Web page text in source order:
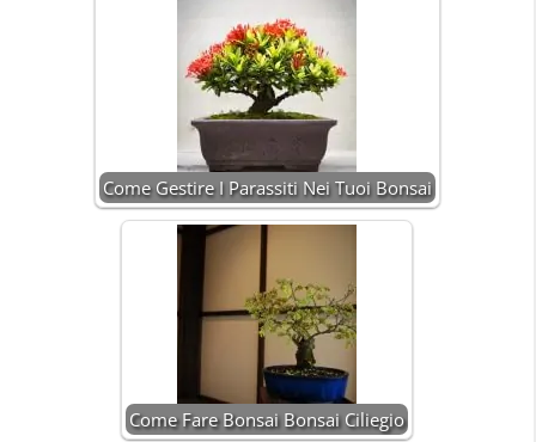
Come Gestire I Parassiti Nei Tuoi Bonsai
Come Fare Bonsai Bonsai Ciliegio